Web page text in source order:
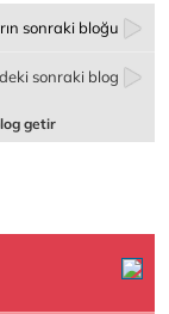
sonraki bloğu
sonraki blog
getir